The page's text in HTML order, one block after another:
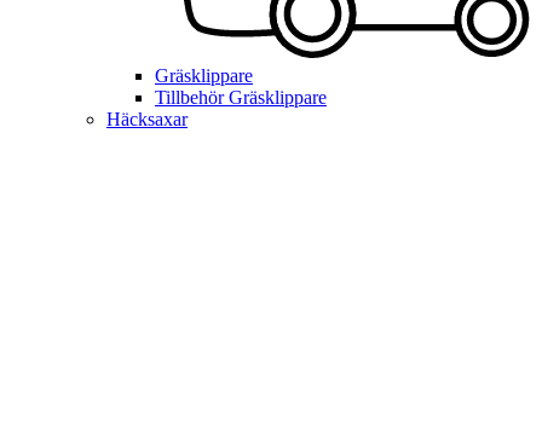
Gräsklippare
Tillbehör Gräsklippare
Häcksaxar